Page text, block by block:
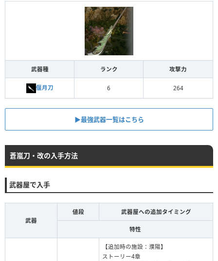
武器種 ランク 攻撃力
偃月刀 6 264
▶︎最強武器一覧はこちら
蒼嵐刀・改の入手方法
武器屋で入手
武器
値段 武器屋への追加タイミング
特性
【追加時の施設：濮陽】
ストーリー4章